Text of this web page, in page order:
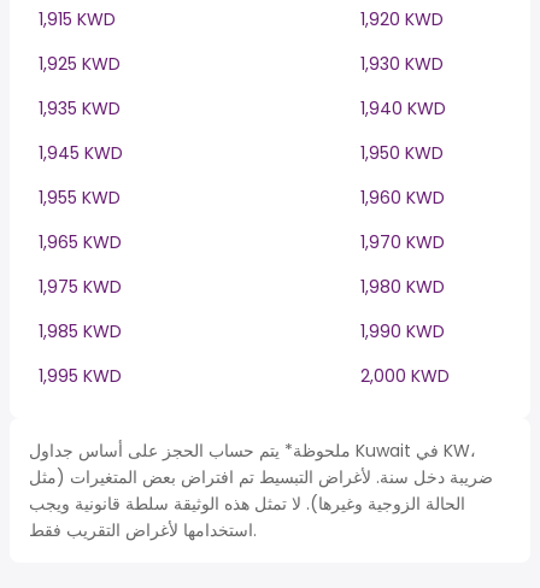
1,915 KWD
1,920 KWD
1,925 KWD
1,930 KWD
1,935 KWD
1,940 KWD
1,945 KWD
1,950 KWD
1,955 KWD
1,960 KWD
1,965 KWD
1,970 KWD
1,975 KWD
1,980 KWD
1,985 KWD
1,990 KWD
1,995 KWD
2,000 KWD
ملحوظة* يتم حساب الحجز على أساس جداول Kuwait في KW،
ضريبة دخل سنة. لأغراض التبسيط تم افتراض بعض المتغيرات (مثل
الحالة الزوجية وغيرها). لا تمثل هذه الوثيقة سلطة قانونية ويجب
استخدامها لأغراض التقريب فقط.